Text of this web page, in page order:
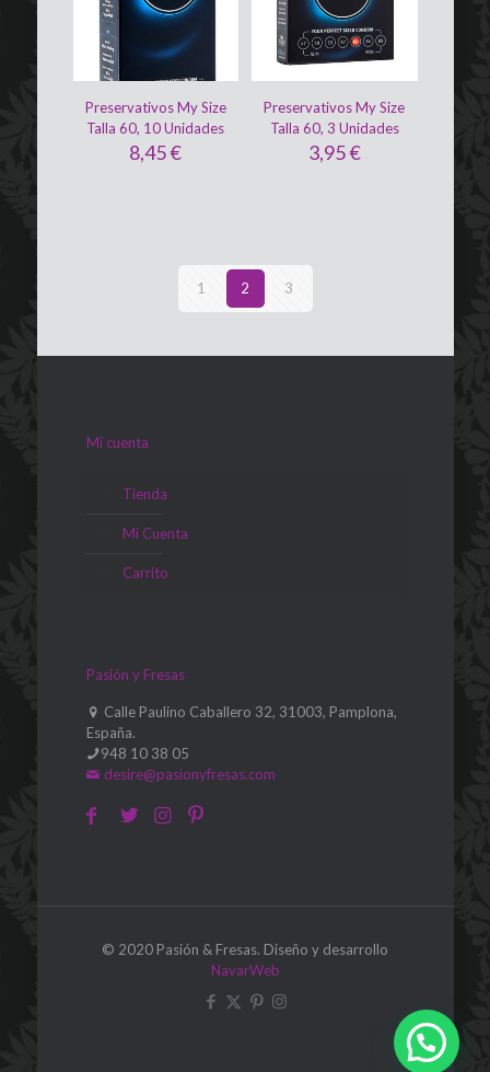
Preservativos My Size
Talla 60, 10 Unidades
8,45€
Preservativos My Size
Talla 60, 3 Unidades
3,95€
1 2 3
Mi cuenta
Tienda
Mi Cuenta
Carrito
Pasión y Fresas
Calle Paulino Caballero 32, 31003, Pamplona,
España.
948 10 38 05
desire@pasionyfresas.com
© 2020 Pasión & Fresas. Diseño y desarrollo
NavarWeb